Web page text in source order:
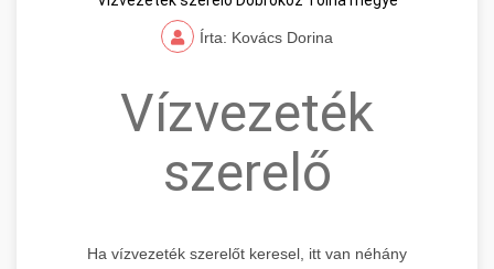
Írta: Kovács Dorina
Vízvezeték
szerelő
Ha vízvezeték szerelőt keresel, itt van néhány